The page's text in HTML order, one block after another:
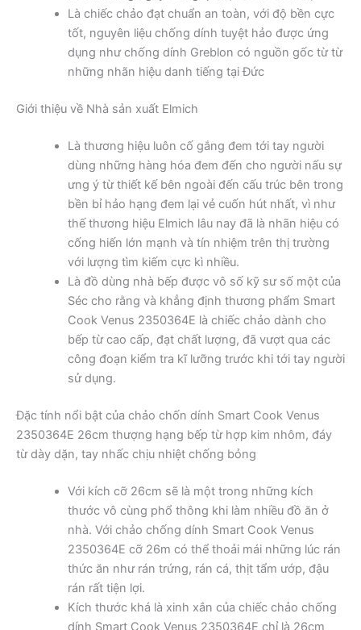
Là chiếc chảo đạt chuẩn an toàn, với độ bền cực
tốt, nguyên liệu chống dính tuyệt hảo được ứng
dụng như chống dính Greblon có nguồn gốc từ từ
những nhãn hiệu danh tiếng tại Đức
Giới thiệu về Nhà sản xuất Elmich
Là thương hiệu luôn cố gắng đem tới tay người
dùng những hàng hóa đem đến cho người nấu sự
ưng ý từ thiết kế bên ngoài đến cấu trúc bên trong
bền bỉ hảo hạng đem lại vẻ cuốn hút nhất, vì như
thế thương hiệu Elmich lâu nay đã là nhãn hiệu có
cống hiến lớn mạnh và tín nhiệm trên thị trường
với lượng tìm kiếm cực kì nhiều.
Là đồ dùng nhà bếp được vô số kỹ sư số một của
Séc cho rằng và khẳng định thương phẩm Smart
Cook Venus 2350364E là chiếc chảo dành cho
bếp từ cao cấp, đạt chất lượng, đã vượt qua các
công đoạn kiểm tra kĩ lưỡng trước khi tới tay người
sử dụng.
Đặc tính nổi bật của chảo chốn dính Smart Cook Venus
2350364E 26cm thượng hạng bếp từ hợp kim nhôm, đáy
từ dày dặn, tay nhấc chịu nhiệt chống bỏng
Với kích cỡ 26cm sẽ là một trong những kích
thước vô cùng phổ thông khi làm nhiều đồ ăn ở
nhà. Với chảo chống dính Smart Cook Venus
2350364E cỡ 26m có thể thoải mái những lúc rán
thức ăn như rán trứng, rán cá, thịt tẩm ướp, đậu
rán rất tiện lợi.
Kích thước khá là xinh xắn của chiếc chảo chống
dính Smart Cook Venus 2350364E chỉ là 26cm